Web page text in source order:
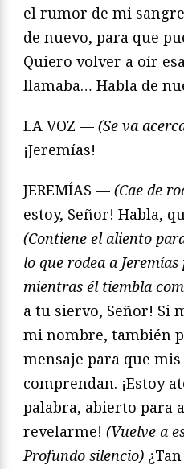
el rumor de mi
de nuevo, para que
Quiero volver a oír
llamaba… Habla de
LA VOZ — (Se va
¡Jeremías!
JEREMÍAS — (Cae de
estoy, Señor! Habla,
(Contiene el aliento
lo que rodea a
mientras él tiembla
a tu siervo, Señor! Si
mi nombre, también
mensaje para que
comprendan. ¡Estoy
palabra, abierto para
revelarme! (Vuelve a
Profundo silencio)